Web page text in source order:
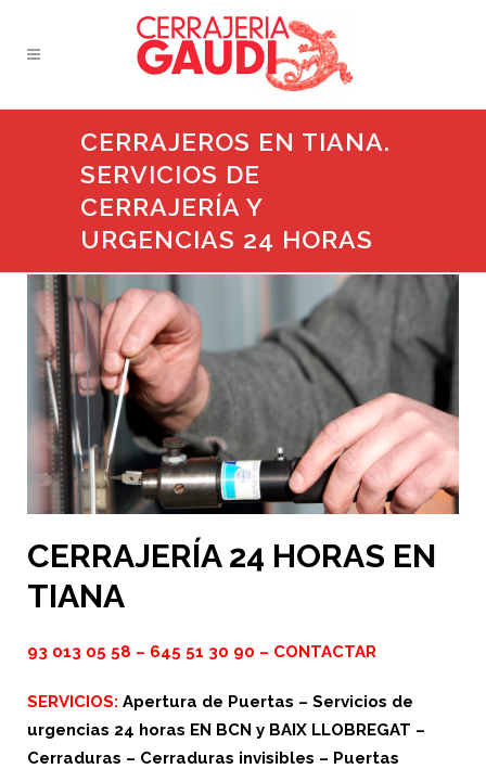
CERRAJEROS EN TIANA.
SERVICIOS DE
CERRAJERÍA Y
URGENCIAS 24 HORAS
CERRAJERÍA 24 HORAS EN
TIANA
93 013 05 58 – 645 51 30 90 – CONTACTAR
SERVICIOS: Apertura de Puertas – Servicios de
urgencias 24 horas EN BCN y BAIX LLOBREGAT –
Cerraduras – Cerraduras invisibles – Puertas